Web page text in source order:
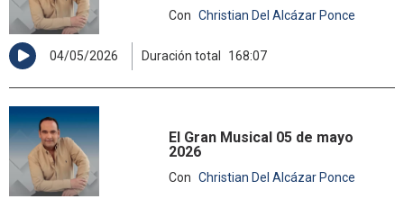
Con Christian Del Alcázar Ponce
04/05/2026 Duración total 168:07
El Gran Musical 05 de mayo
2026
Con Christian Del Alcázar Ponce